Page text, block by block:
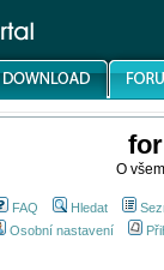
O
FAQ Hledat
Osobní nastavení